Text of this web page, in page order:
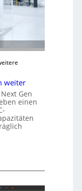
weiter
Gen
einen